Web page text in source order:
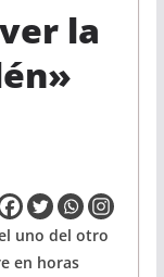
la
uno del otro
en horas